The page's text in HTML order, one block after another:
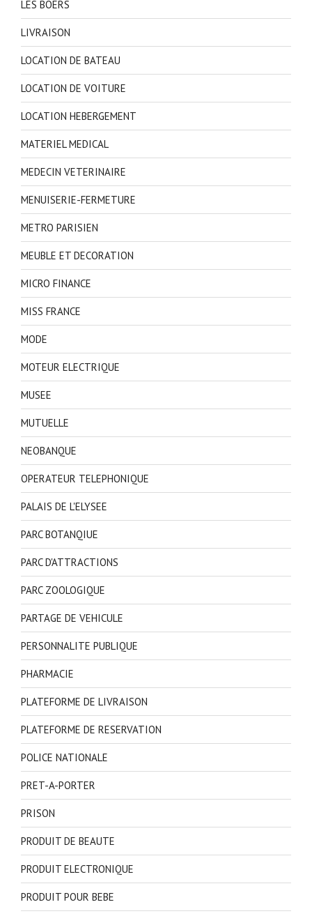
LES BOERS
LIVRAISON
LOCATION DE BATEAU
LOCATION DE VOITURE
LOCATION HEBERGEMENT
MATERIEL MEDICAL
MEDECIN VETERINAIRE
MENUISERIE-FERMETURE
METRO PARISIEN
MEUBLE ET DECORATION
MICRO FINANCE
MISS FRANCE
MODE
MOTEUR ELECTRIQUE
MUSEE
MUTUELLE
NEOBANQUE
OPERATEUR TELEPHONIQUE
PALAIS DE L'ELYSEE
PARC BOTANQIUE
PARC D'ATTRACTIONS
PARC ZOOLOGIQUE
PARTAGE DE VEHICULE
PERSONNALITE PUBLIQUE
PHARMACIE
PLATEFORME DE LIVRAISON
PLATEFORME DE RESERVATION
POLICE NATIONALE
PRET-A-PORTER
PRISON
PRODUIT DE BEAUTE
PRODUIT ELECTRONIQUE
PRODUIT POUR BEBE